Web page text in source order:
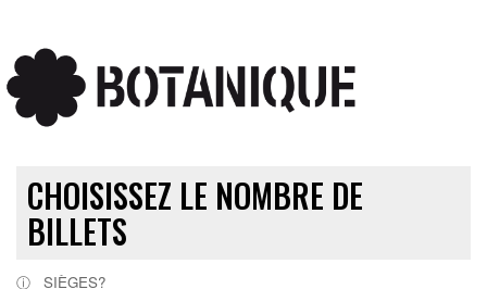
CHOISISSEZ LE NOMBRE DE
BILLETS
ⓘ SIÈGES?